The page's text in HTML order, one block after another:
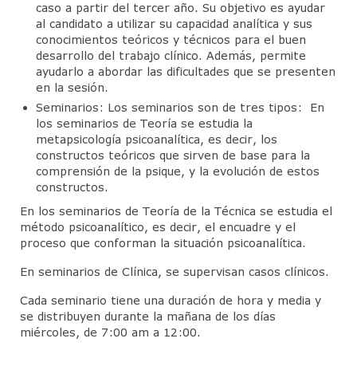
Articulos y/o Libros de Interes
Enlaces Asociados
caso a partir del tercer año. Su objetivo es ayudar
al candidato a utilizar su capacidad analítica y sus
conocimientos teóricos y técnicos para el buen
desarrollo del trabajo clínico. Además, permite
ayudarlo a abordar las dificultades que se presenten
en la sesión.
Seminarios: Los seminarios son de tres tipos: En
los seminarios de Teoría se estudia la
metapsicología psicoanalítica, es decir, los
constructos teóricos que sirven de base para la
comprensión de la psique, y la evolución de estos
constructos.
En los seminarios de Teoría de la Técnica se estudia el
método psicoanalítico, es decir, el encuadre y el
proceso que conforman la situación psicoanalítica.
En seminarios de Clínica, se supervisan casos clínicos.
Cada seminario tiene una duración de hora y media y
se distribuyen durante la mañana de los días
miércoles, de 7:00 am a 12:00.